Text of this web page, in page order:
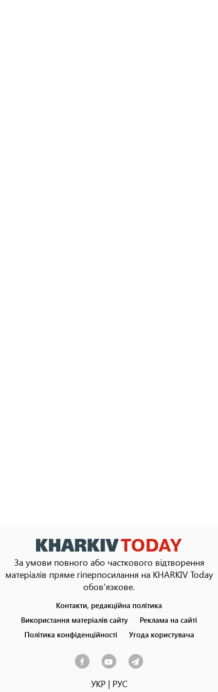
За умови повного або часткового відтворення
матеріалів пряме гіперпосилання на KHARKIV Today
обов'язкове.
menu
Контакти, редакційна політика
Використання матеріалів сайту
Реклама на сайті
Політика конфіденційності
Угода користувача
УКР| РУС